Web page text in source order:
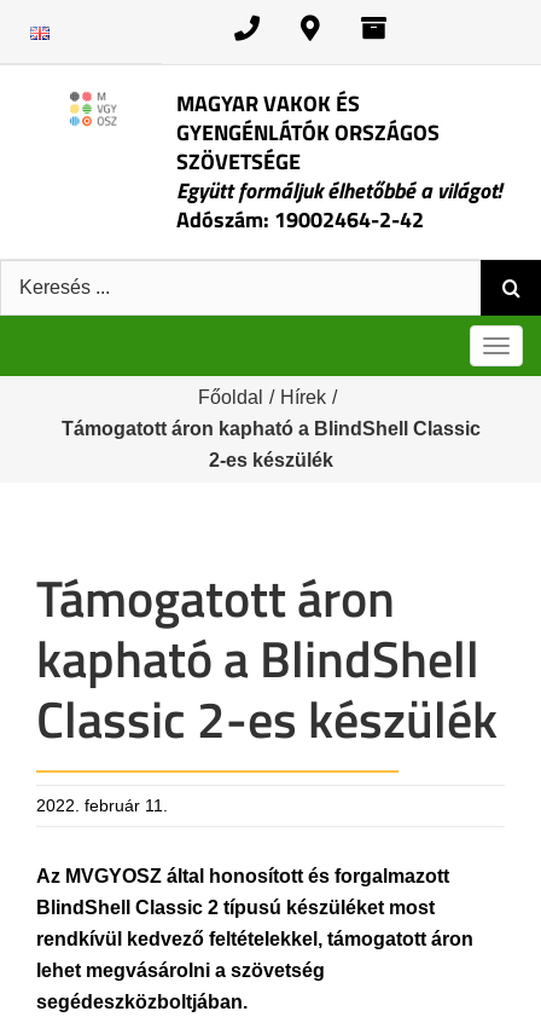
MAGYAR VAKOK ÉS
GYENGÉNLÁTÓK ORSZÁGOS
SZÖVETSÉGE
Együtt formáljuk élhetőbbé a világot!
Adószám: 19002464-2-42
Keresés:
Főoldal / Hírek /
Támogatott áron kapható a BlindShell Classic
2-es készülék
Támogatott áron
kapható a BlindShell
Classic 2-es készülék
2022. február 11.
Az MVGYOSZ által honosított és forgalmazott
BlindShell Classic 2 típusú készüléket most
rendkívül kedvező feltételekkel, támogatott áron
lehet megvásárolni a szövetség
segédeszközboltjában.